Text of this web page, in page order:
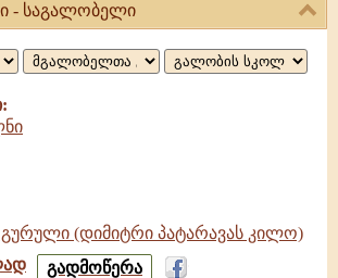
- საგალობელი
გურული (დიმიტრი პატარავას კილო)
ხელგანბანილნი
გადმოწერა